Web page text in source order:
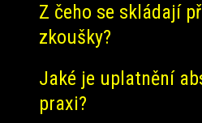
Z čeho se skládají
zkoušky?
Jaké je uplatnění
praxi?